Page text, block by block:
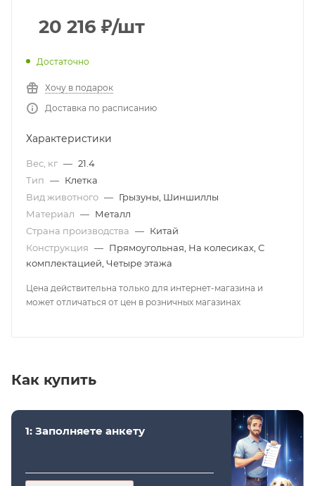
20 216 ₽/шт
Достаточно
Хочу в подарок
Доставка по расписанию
Характеристики
Вес, кг — 21.4
Тип — Клетка
Вид животного — Грызуны, Шиншиллы
Материал — Металл
Страна производства — Китай
Конструкция — Прямоугольная, На колесиках, С
комплектацией, Четыре этажа
Цена действительна только для интернет-магазина и
может отличаться от цен в розничных магазинах
Как купить
1: Заполняете анкету